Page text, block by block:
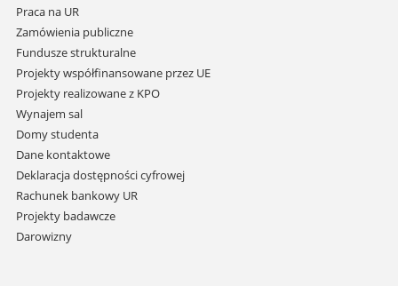
Praca na UR
Zamówienia publiczne
Fundusze strukturalne
Projekty współfinansowane przez UE
Projekty realizowane z KPO
Wynajem sal
Domy studenta
Dane kontaktowe
Deklaracja dostępności cyfrowej
Rachunek bankowy UR
Projekty badawcze
Darowizny